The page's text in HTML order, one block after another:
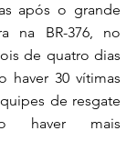
após o grande
na BR-376, no
de quatro dias
haver 30 vítimas
de resgate
haver mais